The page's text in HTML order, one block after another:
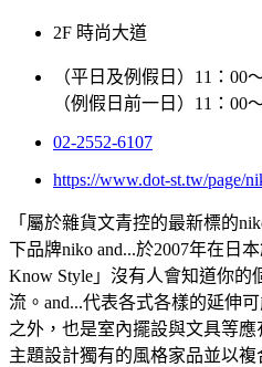
2F 時尚大道
（平日及例假日）11：00
（例假日前一日）11：00
02-2552-6107
https://www.dot-st.tw/page/
「屬於雜貨文青控的最新標的
下品牌niko and...於2007年在日
Know Style」沒有人會知道你的
流。and...代表各式各樣的延伸
之外，也是室內擺設與文具等
主題設計獨有的風格家品並以複